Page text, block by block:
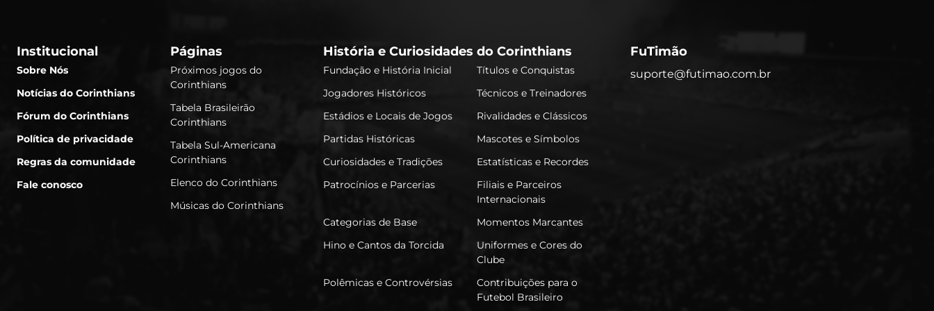
Institucional
Sobre Nós
Notícias do Corinthians
Fórum do Corinthians
Política de privacidade
Regras da comunidade
Fale conosco
Páginas
Próximos jogos do
Corinthians
Tabela Brasileirão
Corinthians
Tabela Sul-Americana
Corinthians
Elenco do Corinthians
Músicas do Corinthians
História e Curiosidades do Corinthians
Fundação e História Inicial
Títulos e Conquistas
Jogadores Históricos
Técnicos e Treinadores
Estádios e Locais de Jogos
Rivalidades e Clássicos
Partidas Históricas
Mascotes e Símbolos
Curiosidades e Tradições
Estatísticas e Recordes
Patrocínios e Parcerias
Filiais e Parceiros
Internacionais
Categorias de Base
Momentos Marcantes
Hino e Cantos da Torcida
Uniformes e Cores do
Clube
Polêmicas e Controvérsias
Contribuições para o
Futebol Brasileiro
FuTimão
suporte@futimao.com.br